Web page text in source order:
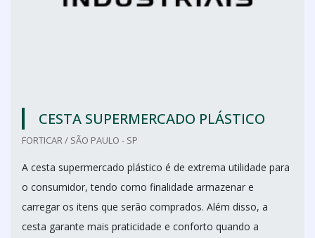
CESTA SUPERMERCADO PLÁSTICO
FORTICAR / SÃO PAULO - SP
A cesta supermercado plástico é de extrema utilidade para
o consumidor, tendo como finalidade armazenar e
carregar os itens que serão comprados. Além disso, a
cesta garante mais praticidade e conforto quando a